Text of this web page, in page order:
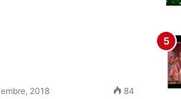
2018 84